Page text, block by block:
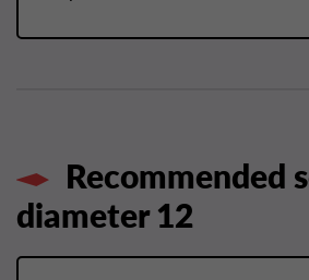
Recommended
diameter 12